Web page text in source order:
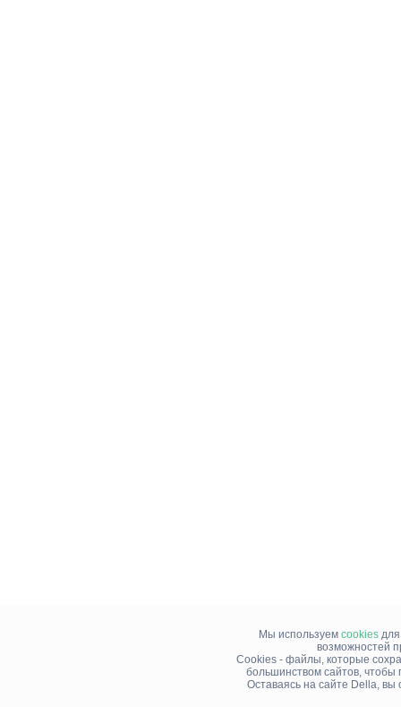
Мы используем cookiesдля
возможностей
Cookies - файлы, которые
большинством сайтов, чтобы
Оставаясь на сайте Della,